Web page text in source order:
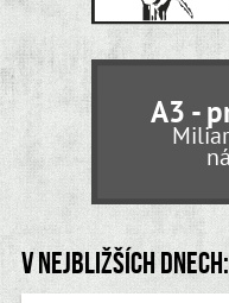
A3 -
V nejbližších dnech: